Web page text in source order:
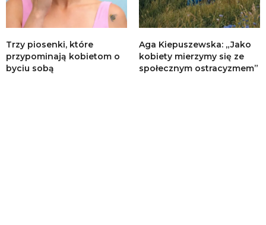
Trzy piosenki, które
przypominają kobietom o
byciu sobą
Aga Kiepuszewska: „Jako
kobiety mierzymy się ze
społecznym ostracyzmem”